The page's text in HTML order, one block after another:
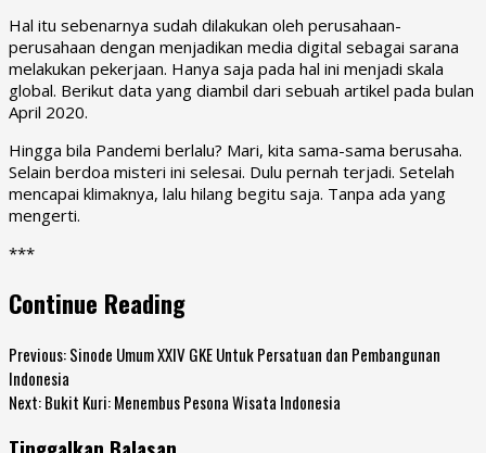
Hal itu sebenarnya sudah dilakukan oleh perusahaan-
perusahaan dengan menjadikan media digital sebagai sarana
melakukan pekerjaan. Hanya saja pada hal ini menjadi skala
global. Berikut data yang diambil dari sebuah artikel pada bulan
April 2020.
Hingga bila Pandemi berlalu? Mari, kita sama-sama berusaha.
Selain berdoa misteri ini selesai. Dulu pernah terjadi. Setelah
mencapai klimaknya, lalu hilang begitu saja. Tanpa ada yang
mengerti.
***
Continue Reading
Previous:Sinode Umum XXIV GKE Untuk Persatuan dan Pembangunan
Indonesia
Next:Bukit Kuri: Menembus Pesona Wisata Indonesia